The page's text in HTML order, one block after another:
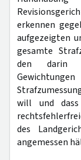
erkennen
aufgezeigten
gesamte
den darin
will und
des
angemessen